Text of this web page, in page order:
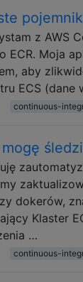
z AWS
ECR. Moja
aby
ECS
continuous-
dokerów,
Klaster
…
continuous-